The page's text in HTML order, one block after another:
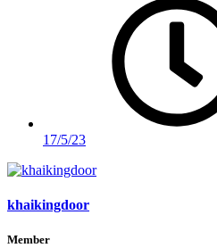
17/5/23
khaikingdoor
Member